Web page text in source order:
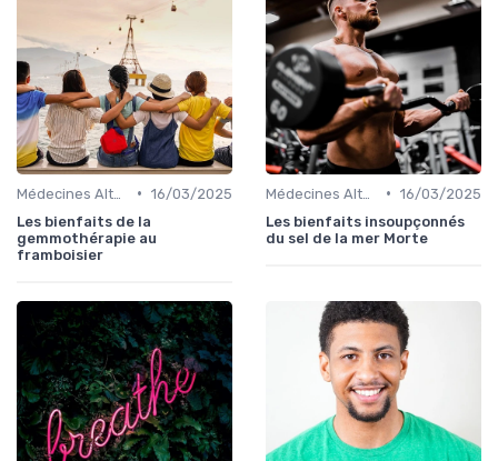
• 16/03/2025
Les bienfaits de la
gemmothérapie au
framboisier
• 16/03/2025
Les bienfaits insoupçonnés
du sel de la mer Morte